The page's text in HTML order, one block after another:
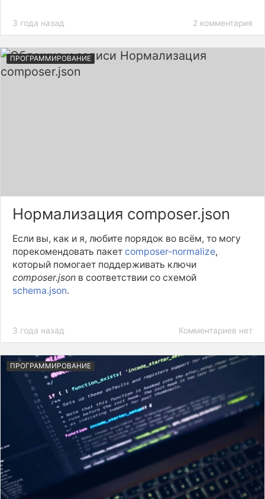
3 года назад 2 комментария
ПРОГРАММИРОВАНИЕ
Нормализация composer.json
Если вы, как и я, любите порядок во всём, то могу
порекомендовать пакет composer-normalize,
который помогает поддерживать ключи
composer.json в соответствии со схемой
schema.json.
3 года назад Комментариев нет
ПРОГРАММИРОВАНИЕ